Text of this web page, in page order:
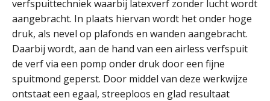
verfspuittechniek waarbij latexverf zonder lucht wordt
aangebracht. In plaats hiervan wordt het onder hoge
druk, als nevel op plafonds en wanden aangebracht.
Daarbij wordt, aan de hand van een airless verfspuit
de verf via een pomp onder druk door een fijne
spuitmond geperst. Door middel van deze werkwijze
ontstaat een egaal, streeploos en glad resultaat